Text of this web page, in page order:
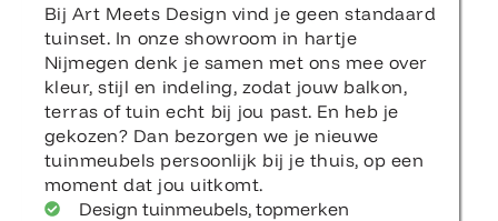
Bij Art Meets Design vind je geen standaard
tuinset. In onze showroom in hartje
Nijmegen denk je samen met ons mee over
kleur, stijl en indeling, zodat jouw balkon,
terras of tuin echt bij jou past. En heb je
gekozen? Dan bezorgen we je nieuwe
tuinmeubels persoonlijk bij je thuis, op een
moment dat jou uitkomt.
Design tuinmeubels, topmerken